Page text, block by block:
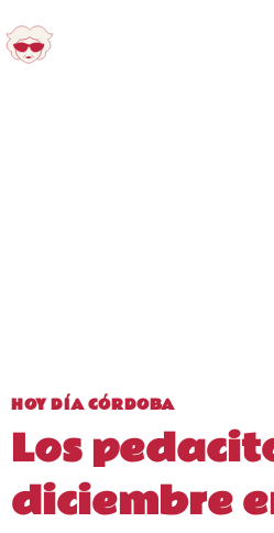
al
HOY DÍA CÓRDOBA
Los
diciembre